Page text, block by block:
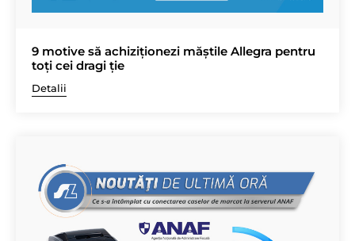
9 motive să achiziționezi măștile Allegra pentru
toți cei dragi ție
Detalii